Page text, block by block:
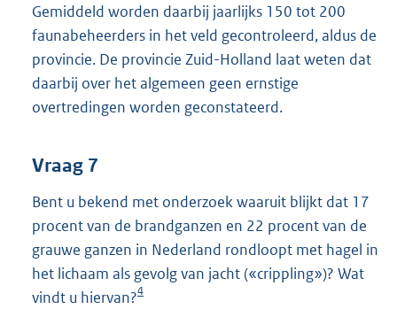
Gemiddeld worden daarbij jaarlijks 150 tot 200
faunabeheerders in het veld gecontroleerd, aldus de
provincie. De provincie Zuid-Holland laat weten dat
daarbij over het algemeen geen ernstige
overtredingen worden geconstateerd.
Vraag 7
Bent u bekend met onderzoek waaruit blijkt dat 17
procent van de brandganzen en 22 procent van de
grauwe ganzen in Nederland rondloopt met hagel in
het lichaam als gevolg van jacht («crippling»)? Wat
vindt u hiervan?4